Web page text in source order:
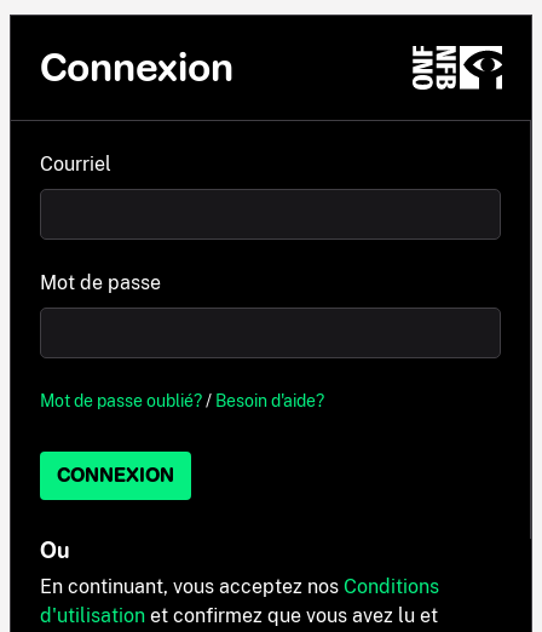
Connexion
Courriel
Mot de passe
Mot de passe oublié?/ Besoin d'aide?
CONNEXION
Ou
En continuant, vous acceptez nos Conditions
d'utilisation et confirmez que vous avez lu et